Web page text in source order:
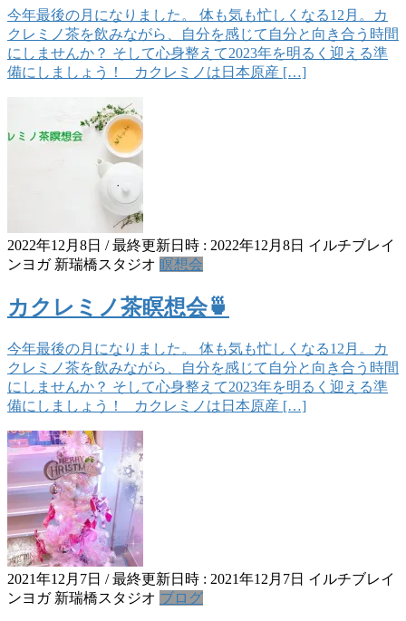
今年最後の月になりました。 体も気も忙しくなる12月。カ
クレミノ茶を飲みながら、自分を感じて自分と向き合う時間
にしませんか？ そして心身整えて2023年を明るく迎える準
備にしましょう！ カクレミノは日本原産 […]
2022年12月8日 / 最終更新日時 : 2022年12月8日 イルチブレイ
ンヨガ 新瑞橋スタジオ 瞑想会
カクレミノ茶瞑想会🍵
今年最後の月になりました。 体も気も忙しくなる12月。カ
クレミノ茶を飲みながら、自分を感じて自分と向き合う時間
にしませんか？ そして心身整えて2023年を明るく迎える準
備にしましょう！ カクレミノは日本原産 […]
2021年12月7日 / 最終更新日時 : 2021年12月7日 イルチブレイ
ンヨガ 新瑞橋スタジオ ブログ